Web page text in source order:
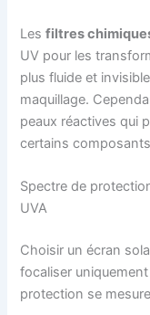
Lesfiltres
UV pour les
plus fluide et
maquillage.
peaux réactives qui
certains
Spectre de
UVA
Choisir un écran
focaliser
protection se